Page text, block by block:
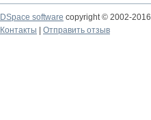
DSpace software copyright © 2002-2016
Контакты
Отправить отзыв